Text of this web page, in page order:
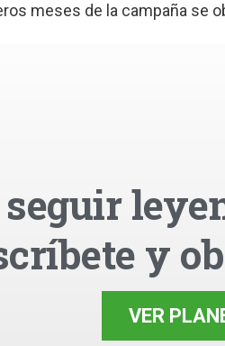
meses de la campaña se
y
VER